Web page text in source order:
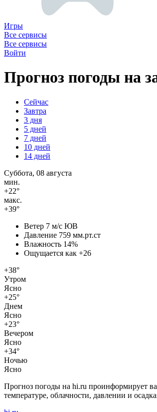
Игры
Все сервисы
Все сервисы
Войти
Прогноз погоды на
Сейчас
Завтра
3 дня
5 дней
7 дней
10 дней
14 дней
Суббота, 08 августа
мин.
+22°
макс.
+39°
Ветер 7 м/с ЮВ
Давление 759 мм.рт.ст
Влажность 14%
Ощущается как +26
+38°
Утром
Ясно
+25°
Днем
Ясно
+23°
Вечером
Ясно
+34°
Ночью
Ясно
Прогноз погоды на hi.ru проинформирует
температуре, облачности, давлении и